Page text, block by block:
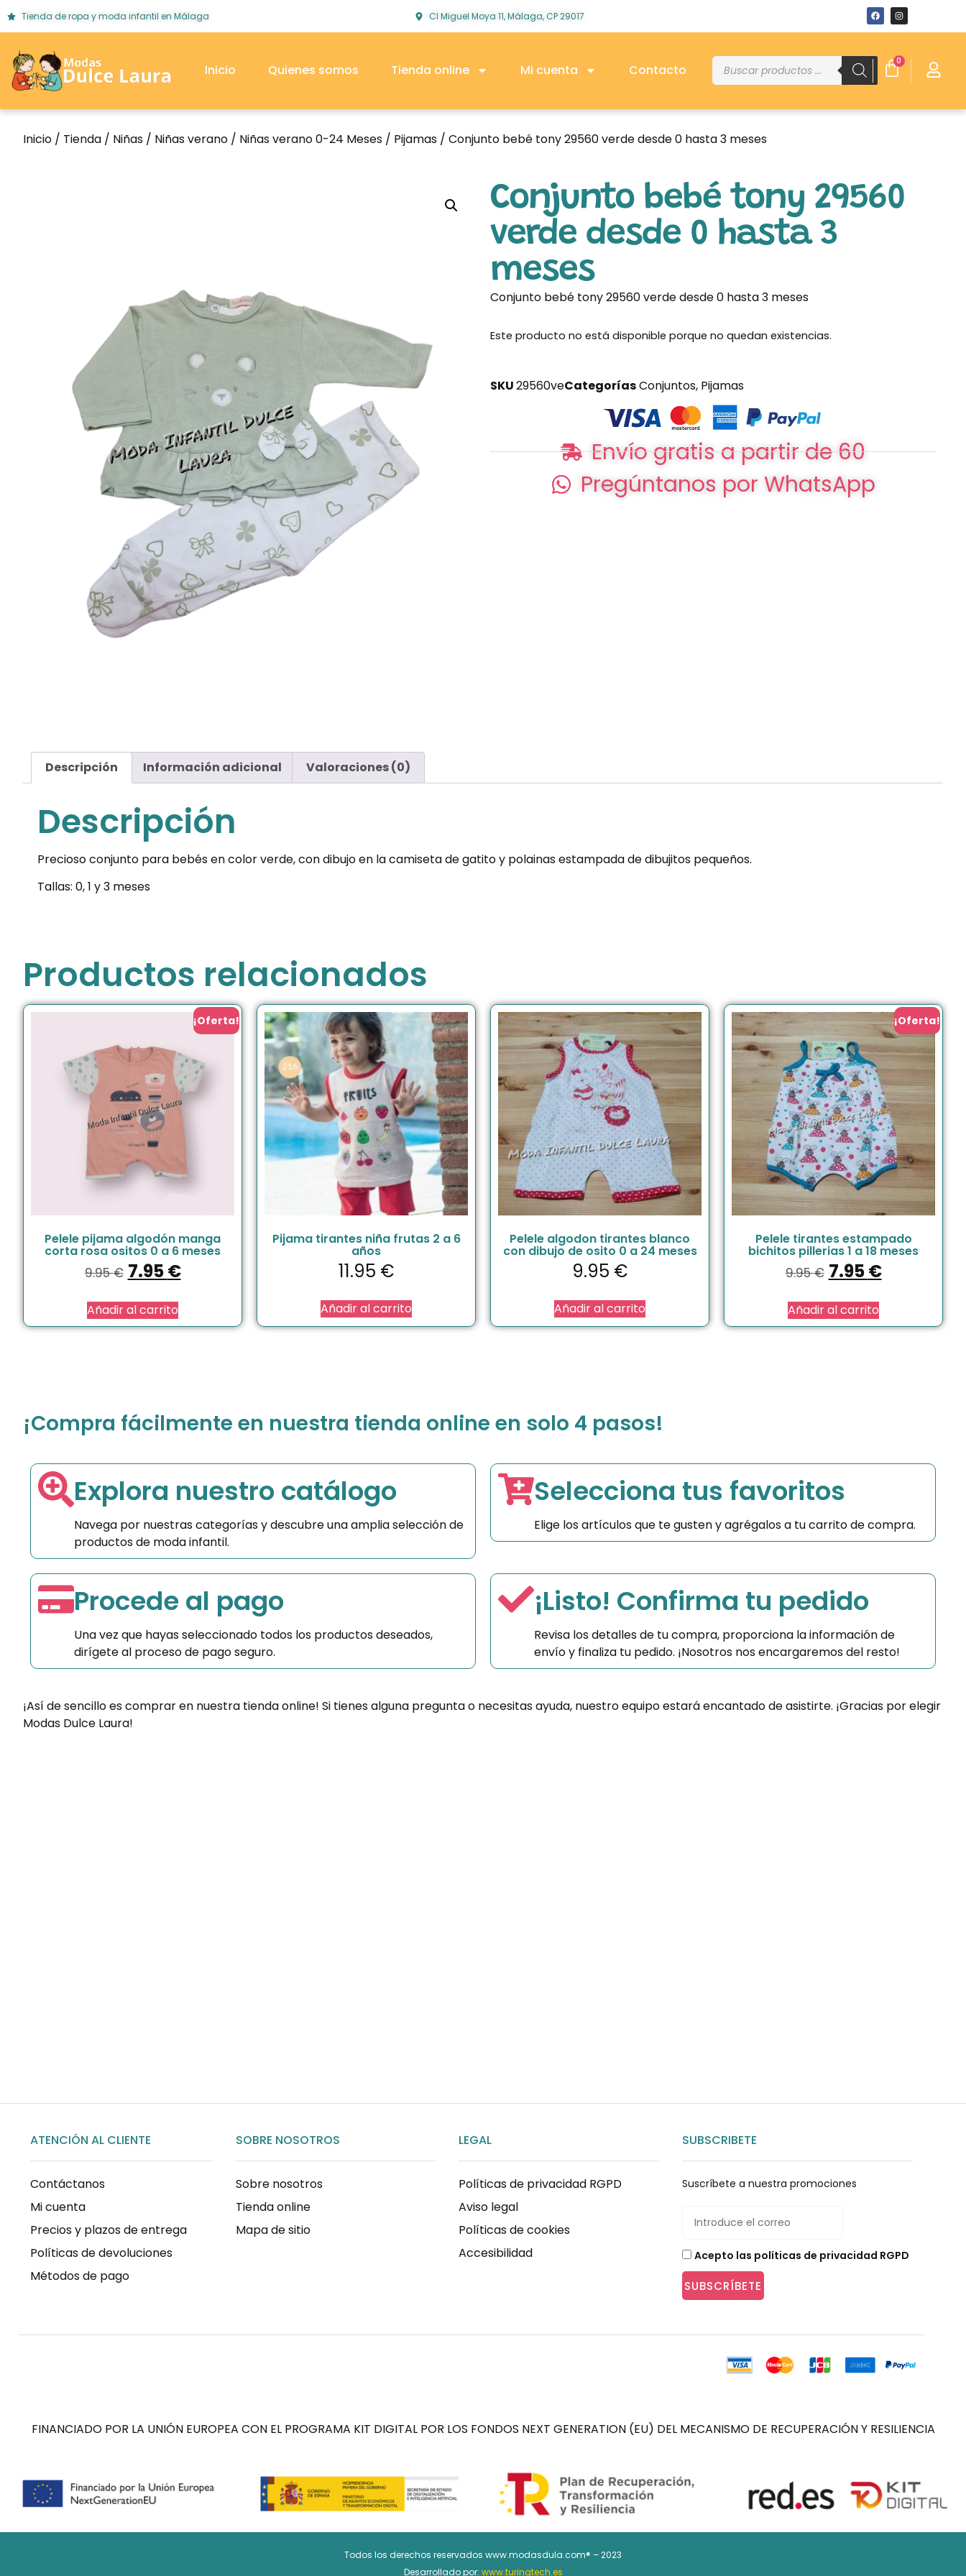
Tienda de ropa y moda infantil en Málaga Cl Miguel Moya 11, Málaga, CP 29017
Inicio Quienes somos Tienda online Mi cuenta Contacto
0
Inicio / Tienda / Niñas / Niñas verano / Niñas verano 0-24 Meses / Pijamas / Conjunto bebé tony 29560 verde desde 0 hasta 3 meses
Conjunto bebé tony 29560
verde desde 0 hasta 3
meses
Conjunto bebé tony 29560 verde desde 0 hasta 3 meses
Este producto no está disponible porque no quedan existencias.
SKU29560veCategoríasConjuntos, Pijamas
Envío gratis a partir de 60
Pregúntanos por WhatsApp
Descripción Información adicional Valoraciones (0)
Descripción
Precioso conjunto para bebés en color verde, con dibujo en la camiseta de gatito y polainas estampada de dibujitos pequeños.
Tallas: 0, 1 y 3 meses
Productos relacionados
¡Oferta!
Pelele pijama algodón manga
corta rosa ositos 0 a 6 meses
9.95€ 7.95€
Añadir al carrito
Pijama tirantes niña frutas 2 a 6
años
11.95 €
Añadir al carrito
Pelele algodon tirantes blanco
con dibujo de osito 0 a 24 meses
9.95 €
Añadir al carrito
¡Oferta!
Pelele tirantes estampado
bichitos pillerias 1 a 18 meses
9.95€ 7.95€
Añadir al carrito
¡Compra fácilmente en nuestra tienda online en solo 4 pasos!
Explora nuestro catálogo
Navega por nuestras categorías y descubre una amplia selección de
productos de moda infantil.
Selecciona tus favoritos
Elige los artículos que te gusten y agrégalos a tu carrito de compra.
Procede al pago
Una vez que hayas seleccionado todos los productos deseados,
dirígete al proceso de pago seguro.
¡Listo! Confirma tu pedido
Revisa los detalles de tu compra, proporciona la información de
envío y finaliza tu pedido. ¡Nosotros nos encargaremos del resto!
¡Así de sencillo es comprar en nuestra tienda online! Si tienes alguna pregunta o necesitas ayuda, nuestro equipo estará encantado de asistirte. ¡Gracias por elegir
Modas Dulce Laura!
ATENCIÓN AL CLIENTE
Contáctanos
Mi cuenta
Precios y plazos de entrega
Políticas de devoluciones
Métodos de pago
SOBRE NOSOTROS
Sobre nosotros
Tienda online
Mapa de sitio
LEGAL
Políticas de privacidad RGPD
Aviso legal
Políticas de cookies
Accesibilidad
SUBSCRIBETE
Suscríbete a nuestra promociones
Acepto las políticas de privacidad RGPD
SUBSCRÍBETE
FINANCIADO POR LA UNIÓN EUROPEA CON EL PROGRAMA KIT DIGITAL POR LOS FONDOS NEXT GENERATION (EU) DEL MECANISMO DE RECUPERACIÓN Y RESILIENCIA
Todos los derechos reservados www.modasdula.com® – 2023
Desarrollado por: www.turingtech.es